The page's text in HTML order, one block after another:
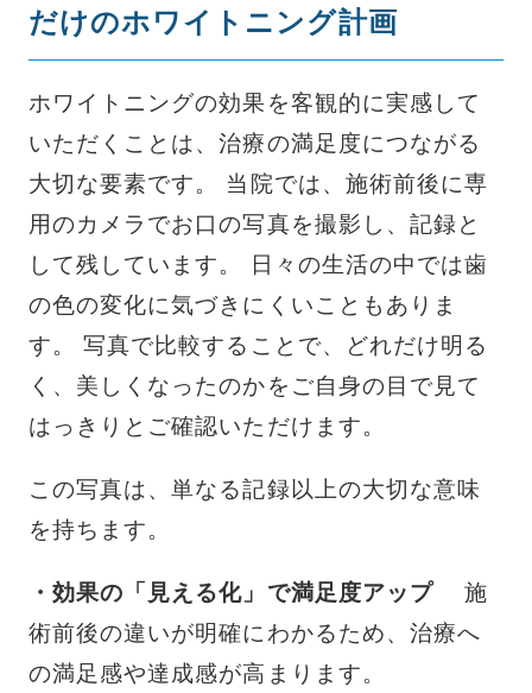
だけのホワイトニング計画
ホワイトニングの効果を客観的に実感して
いただくことは、治療の満足度につながる
大切な要素です。 当院では、施術前後に専
用のカメラでお口の写真を撮影し、記録と
して残しています。 日々の生活の中では歯
の色の変化に気づきにくいこともありま
す。 写真で比較することで、どれだけ明る
く、美しくなったのかをご自身の目で見て
はっきりとご確認いただけます。
この写真は、単なる記録以上の大切な意味
を持ちます。
・効果の「見える化」で満足度アップ 施
術前後の違いが明確にわかるため、治療へ
の満足感や達成感が高まります。